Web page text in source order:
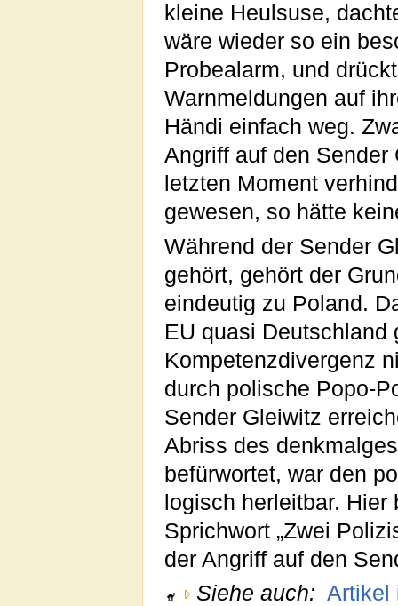
kleine Heulsuse,
wäre wieder so ein
Probealarm, und
Warnmeldungen auf
Händi einfach weg.
Angriff auf den Sender
letzten Moment
gewesen, so hätte
Während der Sender
gehört, gehört der
eindeutig zu Poland.
EU quasi Deutschland
Kompetenzdivergenz
durch polische Popo-
Sender Gleiwitz
Abriss des
befürwortet, war den
logisch herleitbar. Hier
Sprichwort „Zwei
der Angriff auf den
Siehe auch: Artikel